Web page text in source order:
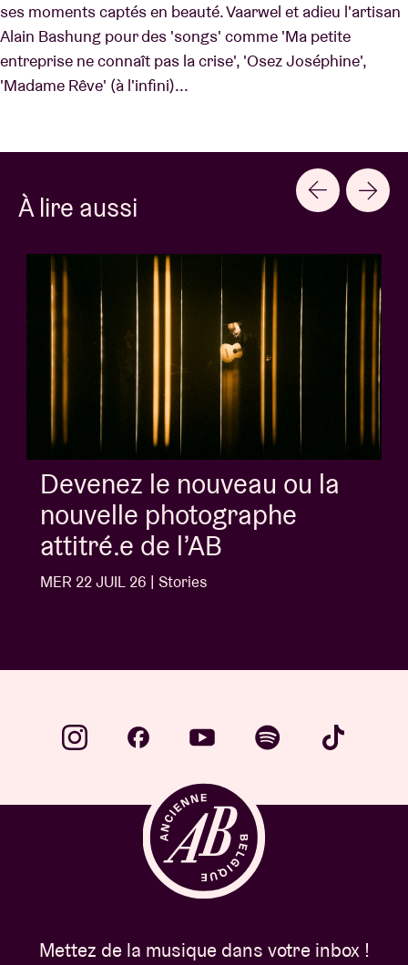
Contact
ses moments captés en beauté. Vaarwel et adieu l'artisan
Alain Bashung pour des 'songs' comme 'Ma petite
entreprise ne connaît pas la crise', 'Osez Joséphine',
'Madame Rêve' (à l'infini)...
À lire aussi
Devenez le nouveau ou la
nouvelle photographe
attitré.e de l’AB
MER 22 JUIL 26 | Stories
Mettez de la musique dans votre inbox !